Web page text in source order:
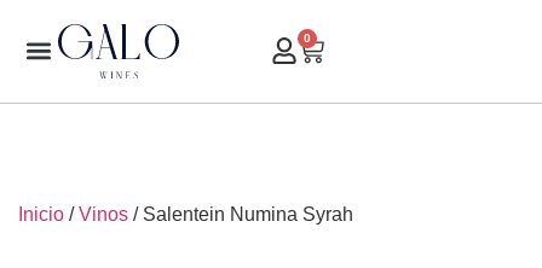
0
Inicio /Vinos / Salentein Numina Syrah